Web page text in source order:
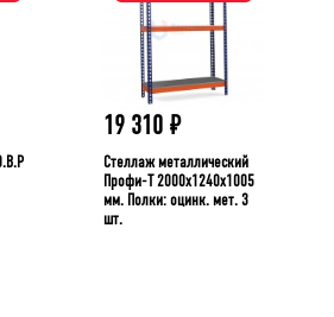
19 310 ₽
Стеллаж металлический
Профи-Т 2000x1240x1005
мм. Полки: оцинк. мет. 3
шт.